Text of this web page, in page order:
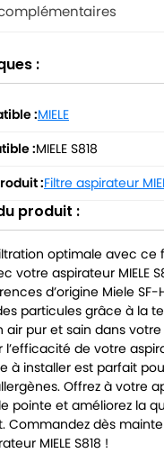
:
:MIELE
:MIELE S818
:Filtre aspirateur
produit :
optimale avec ce
votre aspirateur MIELE
d’origine Miele SF-
particules grâce à la
air pur et sain dans
l’efficacité de votre
à installer est parfait
Offrez à votre
pointe et améliorez la
Commandez dès
MIELE S818 !